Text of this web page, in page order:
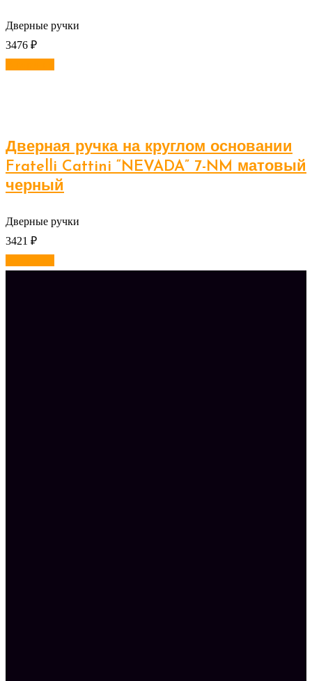
Дверные ручки
3476 ₽
Дверная ручка на круглом основании
Fratelli Cattini “NEVADA” 7-NM матовый
черный
Дверные ручки
3421 ₽